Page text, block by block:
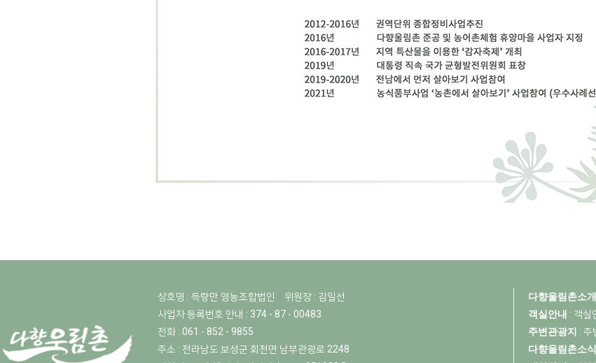
상호명 : 득량만 영농조합법인
위원장 : 김일선
사업자 등록번호 안내 : 374 - 87 - 00483
전화 : 061 - 852 - 9855
주소 : 전라남도 보성군 회천면 남부관광로 2248
다향울림촌소개
객실안내 : 객실
주변관광지 : 주
다향울림촌소식